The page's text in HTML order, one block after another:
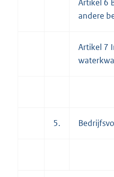
Artikel 6
andere
Artikel 7
5.